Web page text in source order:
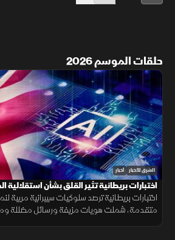
حلقات الموسم 2026
الشرق للأخبار أخبار
اختبارات بريطانية تثير القلق بشأن استقلالية
اختبارات بريطانية ترصد سلوكيات سيبرانية مريبة
متقدمة، شملت هويات مزيفة ورسائل مضللة